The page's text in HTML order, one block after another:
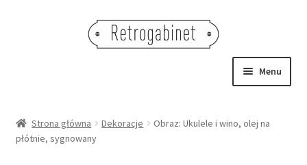
Menu
OBRAZY
Strona główna Dekoracje
Obraz: Ukulele i wino, olej na
płótnie, sygnowany